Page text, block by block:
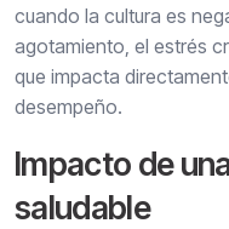
cuando la cultura es
agotamiento, el estrés
que impacta
desempeño.
Impacto de
saludable